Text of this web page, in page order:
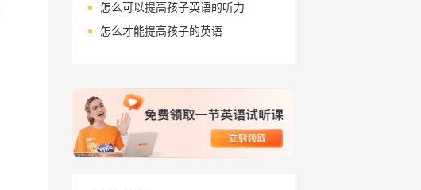
怎么可以提高孩子英语的听力
怎么才能提高孩子的英语